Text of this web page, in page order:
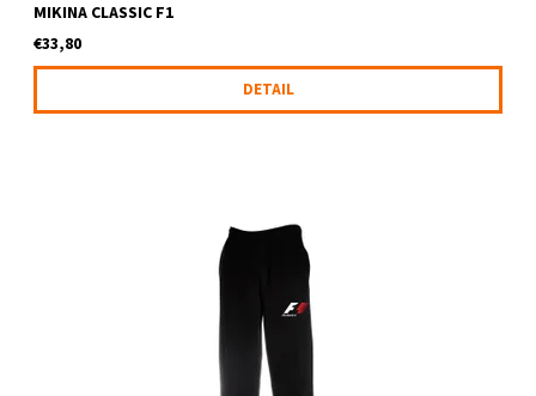
MIKINA CLASSIC F1
€33,80
DETAIL